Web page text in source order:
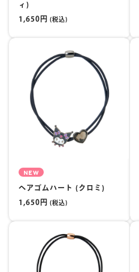
ィ)
1,650円 (税込)
NEW
ヘアゴムハート (クロミ)
1,650円 (税込)